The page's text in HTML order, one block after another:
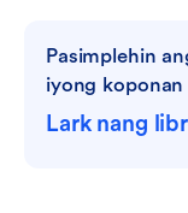
Pasimplehin
iyong
Lark nang